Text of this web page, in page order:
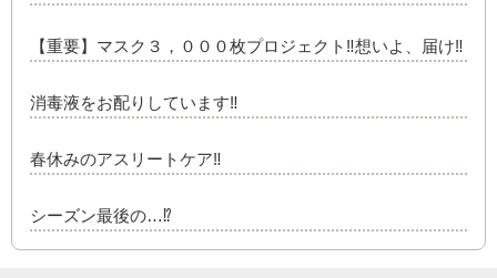
【重要】マスク３，０００枚プロジェクト‼️想いよ、届け‼️
消毒液をお配りしています‼️
春休みのアスリートケア‼️
シーズン最後の…⁉️